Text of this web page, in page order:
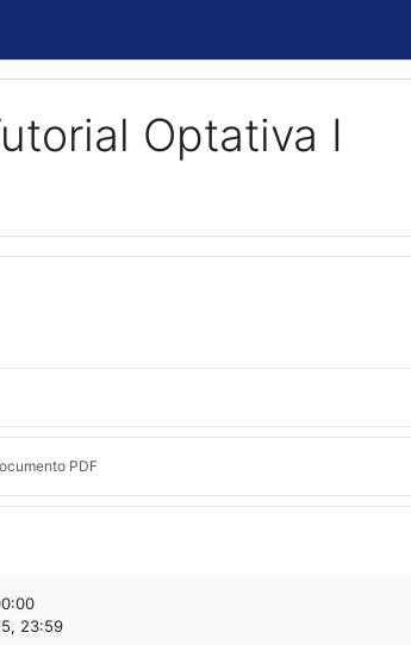
Optativa I
PDF
23:59